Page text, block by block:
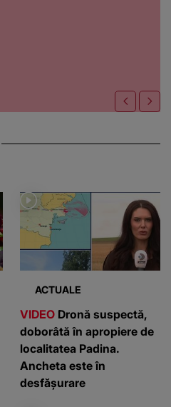
ACTUALE
VIDEO Dronă suspectă,
doborâtă în apropiere de
localitatea Padina.
Ancheta este în
desfășurare